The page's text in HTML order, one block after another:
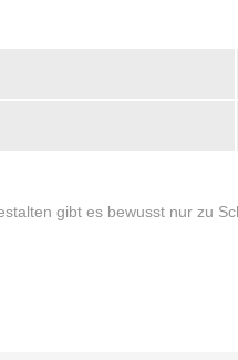
gibt es bewusst nur zu